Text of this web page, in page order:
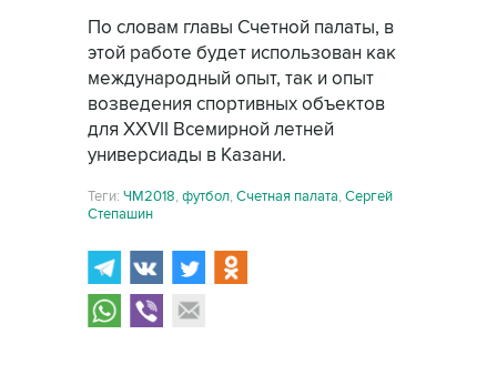
По словам главы Счетной палаты, в
этой работе будет использован как
международный опыт, так и опыт
возведения спортивных объектов
для XXVII Всемирной летней
универсиады в Казани.
Теги: ЧМ2018, футбол, Счетная палата, Сергей
Степашин